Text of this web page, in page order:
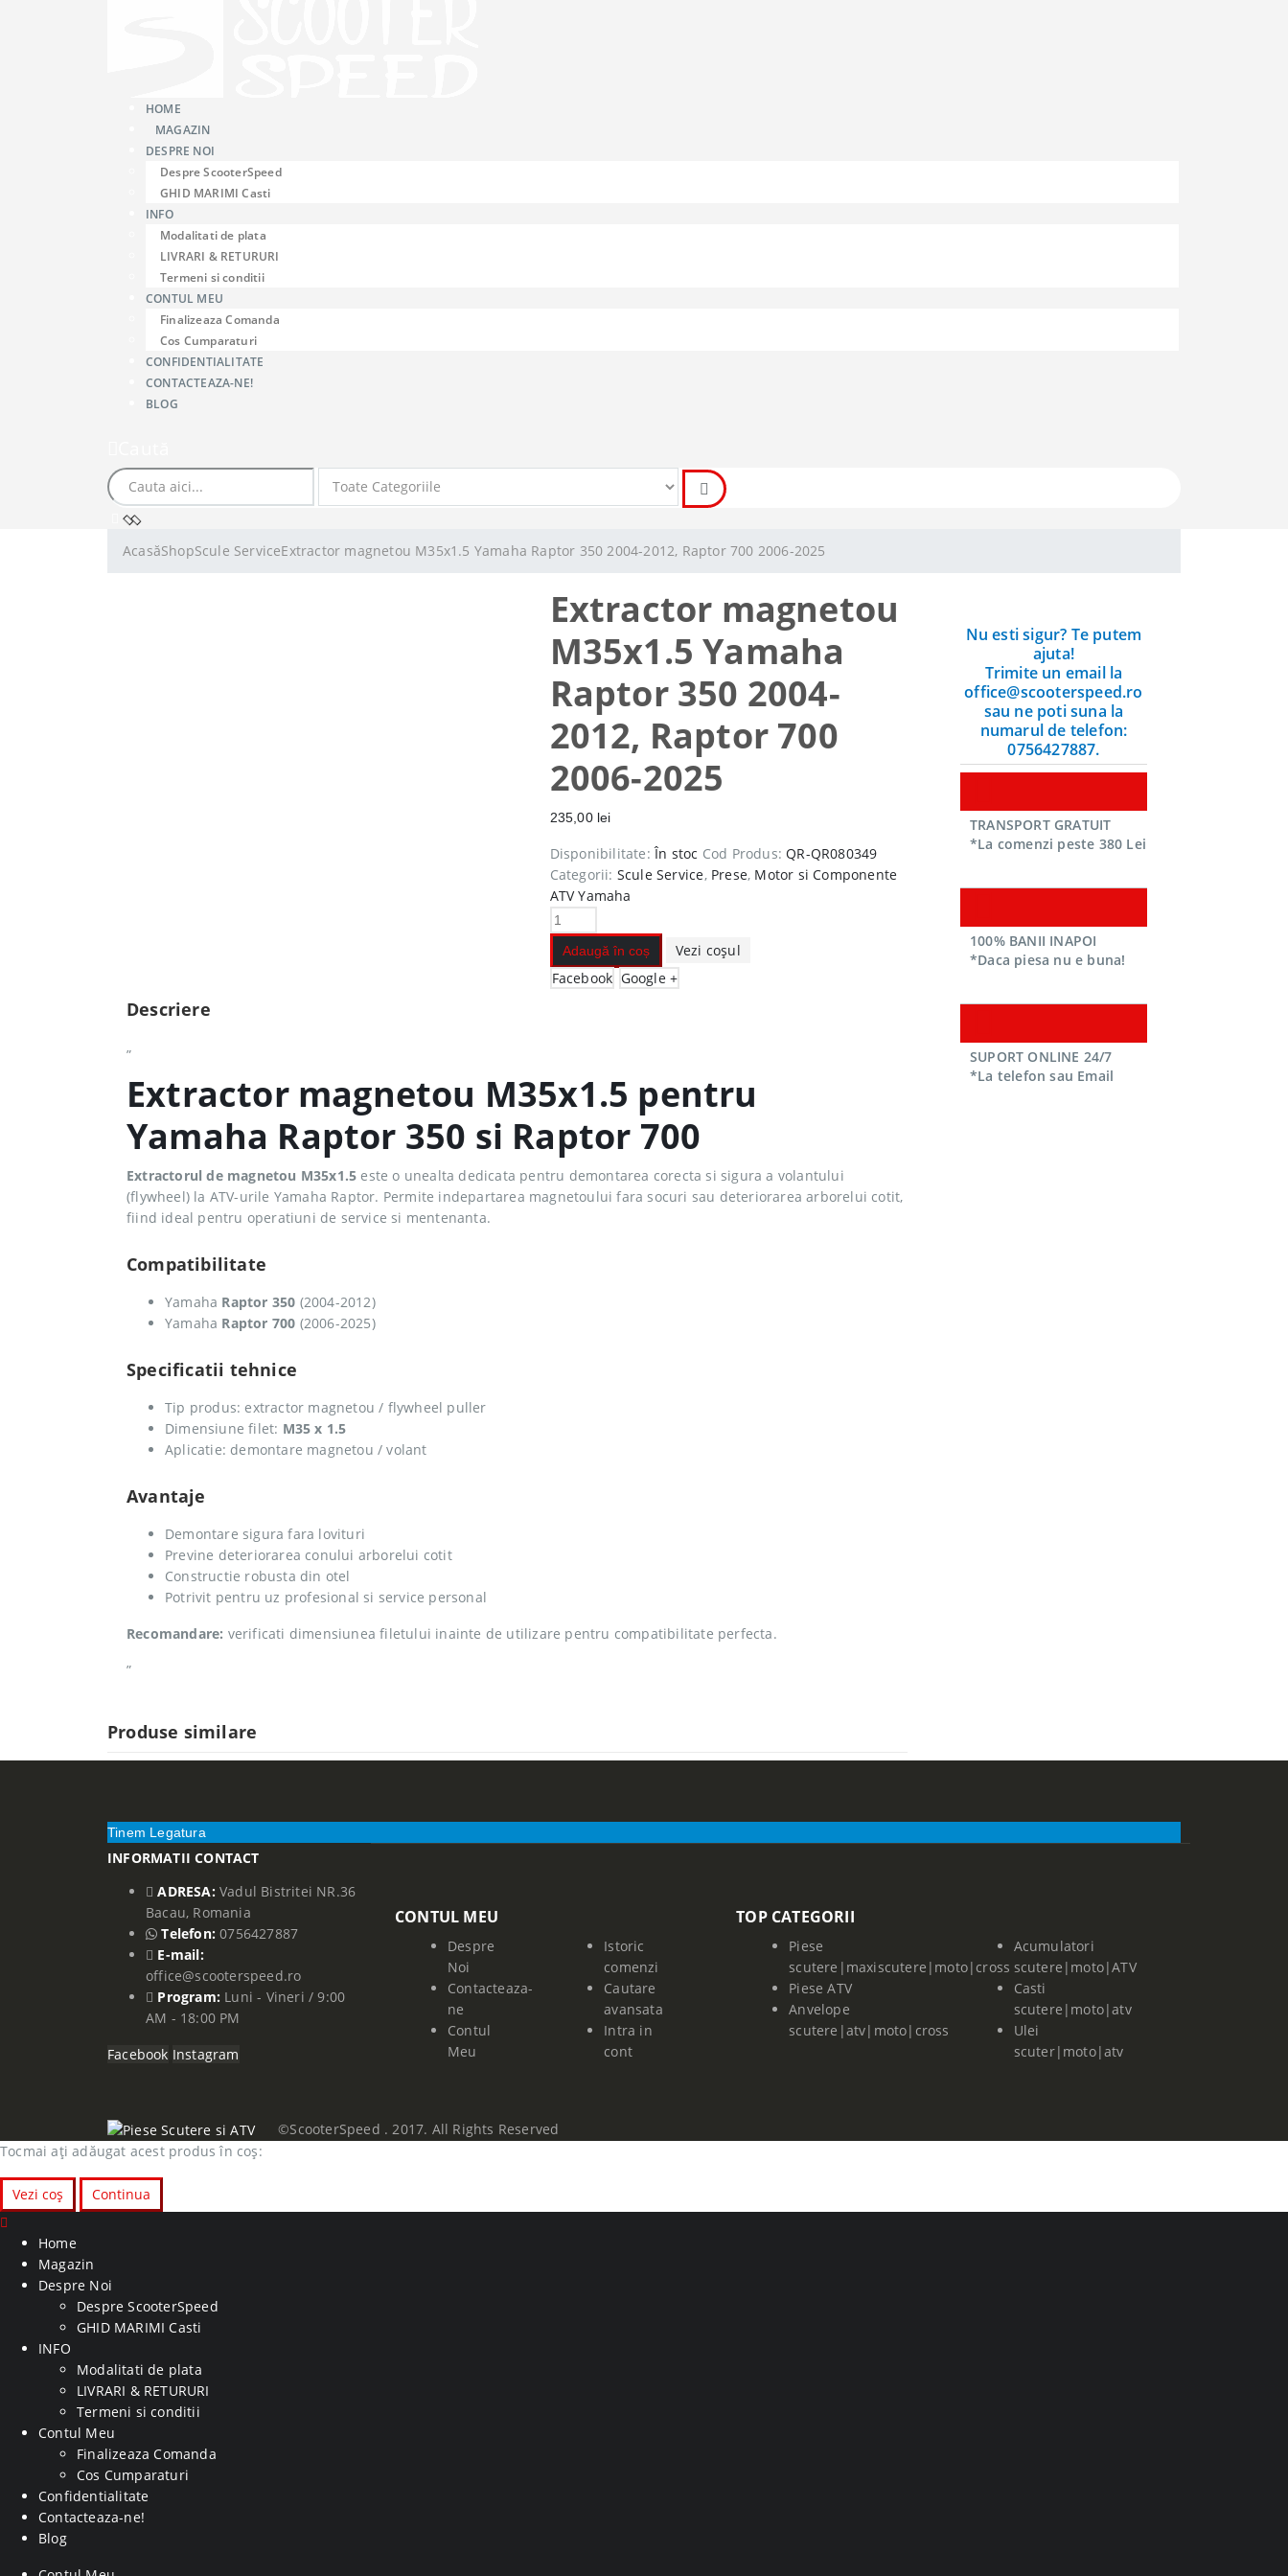
HOME
MAGAZIN
DESPRE NOI
Despre ScooterSpeed
GHID MARIMI Casti
INFO
Modalitati de plata
LIVRARI & RETURURI
Termeni si conditii
CONTUL MEU
Finalizeaza Comanda
Cos Cumparaturi
CONFIDENTIALITATE
CONTACTEAZA-NE!
BLOG
AcasăShopScule ServiceExtractor magnetou M35x1.5 Yamaha Raptor 350 2004-2012, Raptor 700 2006-2025
Extractor magnetou
M35x1.5 Yamaha
Raptor 350 2004-
2012, Raptor 700
2006-2025
235,00 lei
Disponibilitate:În stoc Cod Produs:QR-QR080349
Categorii: Scule Service, Prese, Motor si Componente
ATV Yamaha
Adaugă în coș
Vezi coșul
Facebook Google +
Descriere
„
Extractor magnetou M35x1.5 pentru
Yamaha Raptor 350 si Raptor 700
Extractorul de magnetou M35x1.5 este o unealta dedicata pentru demontarea corecta si sigura a volantului
(flywheel) la ATV-urile Yamaha Raptor. Permite indepartarea magnetoului fara socuri sau deteriorarea arborelui cotit,
fiind ideal pentru operatiuni de service si mentenanta.
Compatibilitate
Yamaha Raptor 350 (2004-2012)
Yamaha Raptor 700 (2006-2025)
Specificatii tehnice
Tip produs: extractor magnetou / flywheel puller
Dimensiune filet: M35 x 1.5
Aplicatie: demontare magnetou / volant
Avantaje
Demontare sigura fara lovituri
Previne deteriorarea conului arborelui cotit
Constructie robusta din otel
Potrivit pentru uz profesional si service personal
Recomandare: verificati dimensiunea filetului inainte de utilizare pentru compatibilitate perfecta.
”
Produse similare
Nu esti sigur? Te putem
ajuta!
Trimite un email la
office@scooterspeed.ro
sau ne poti suna la
numarul de telefon:
0756427887.
TRANSPORT GRATUIT
*La comenzi peste 380 Lei
100% BANII INAPOI
*Daca piesa nu e buna!
SUPORT ONLINE 24/7
*La telefon sau Email
Tinem Legatura
INFORMATII CONTACT
ADRESA: Vadul Bistritei NR.36
Bacau, Romania
Telefon: 0756427887
E-mail:
office@scooterspeed.ro
Program: Luni - Vineri / 9:00
AM - 18:00 PM
Facebook Instagram
CONTUL MEU
Despre
Noi
Contacteaza-
ne
Contul
Meu
Istoric
comenzi
Cautare
avansata
Intra in
cont
TOP CATEGORII
Piese
scutere|maxiscutere|moto|cross
Piese ATV
Anvelope
scutere|atv|moto|cross
Acumulatori
scutere|moto|ATV
Casti
scutere|moto|atv
Ulei
scuter|moto|atv
©ScooterSpeed . 2017. All Rights Reserved
Tocmai ați adăugat acest produs în coș:
Vezi coș Continua
Home
Magazin
Despre Noi
Despre ScooterSpeed
GHID MARIMI Casti
INFO
Modalitati de plata
LIVRARI & RETURURI
Termeni si conditii
Contul Meu
Finalizeaza Comanda
Cos Cumparaturi
Confidentialitate
Contacteaza-ne!
Blog